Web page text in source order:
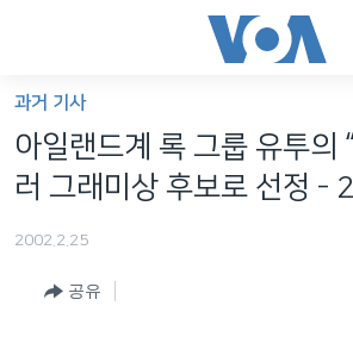
가
능
링세계
프로그램
과거 기사
아일랜드계 록 그룹 유투의
러 그래미상 후보로 선정
2002.2.25
공유